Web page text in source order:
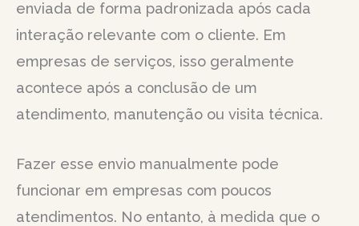
enviada de forma padronizada após cada
interação relevante com o cliente. Em
empresas de serviços, isso geralmente
acontece após a conclusão de um
atendimento, manutenção ou visita técnica.
Fazer esse envio manualmente pode
funcionar em empresas com poucos
atendimentos. No entanto, à medida que o